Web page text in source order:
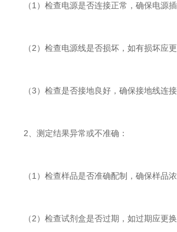
（1）检查电源是否连接正常，确保电源插头
（2）检查电源线是否损坏，如有损坏应更换
（3）检查是否接地良好，确保接地线连接牢
2、测定结果异常或不准确：
（1）检查样品是否准确配制，确保样品浓度
（2）检查试剂盒是否过期，如过期应更换新